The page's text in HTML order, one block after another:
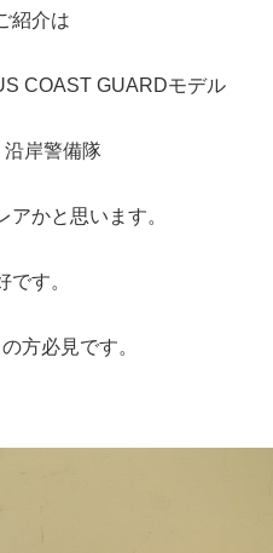
紹介は
COAST GUARDモデル
沿岸警備隊
アかと思います。
です。
方必見です。